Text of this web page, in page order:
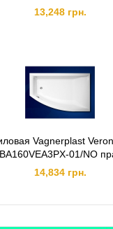
13,248 грн.
Vagnerplast
01/NO
14,834 грн.